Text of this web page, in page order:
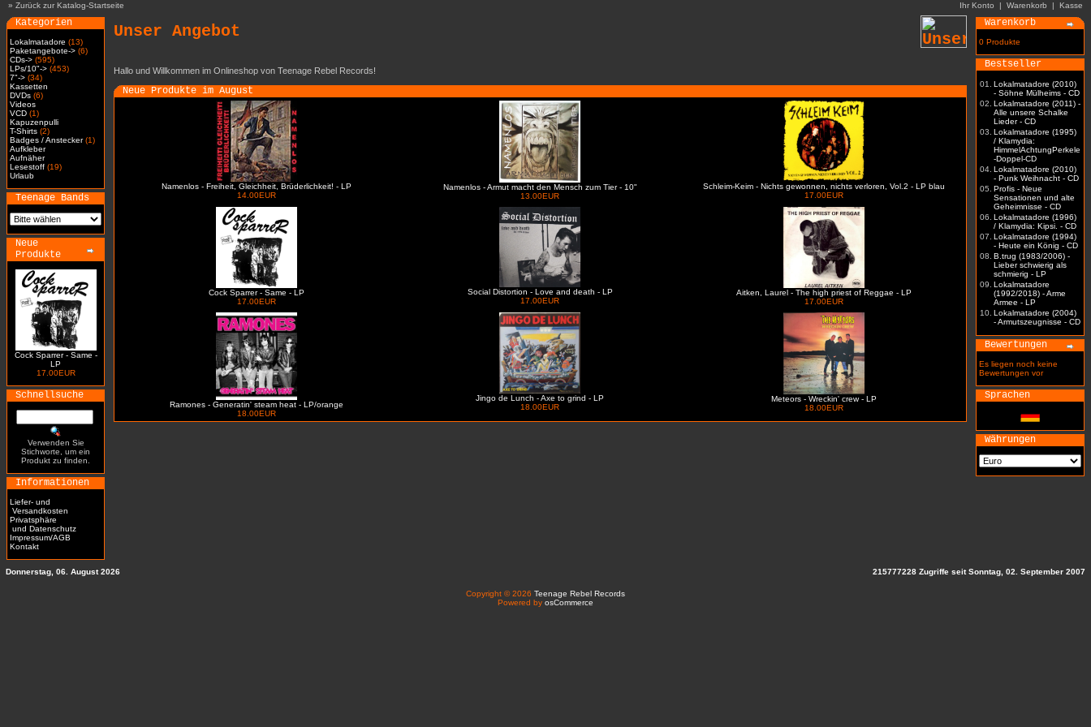
» Zurück zur Katalog-Startseite Ihr Konto | Warenkorb | Kasse
Kategorien
Lokalmatadore (13)
Paketangebote-> (6)
CDs-> (595)
LPs/10"-> (453)
7"-> (34)
Kassetten
DVDs (6)
Videos
VCD (1)
Kapuzenpulli
T-Shirts (2)
Badges / Anstecker(1)
Aufkleber
Aufnäher
Lesestoff (19)
Urlaub
Teenage Bands
Neue
Produkte
Cock Sparrer - Same -
LP
17.00EUR
Schnellsuche
Verwenden Sie
Stichworte, um ein
Produkt zu finden.
Informationen
Liefer- und
Versandkosten
Privatsphäre
und Datenschutz
Impressum/AGB
Kontakt
Unser Angebot
Hallo und Willkommen im Onlineshop von Teenage Rebel Records!
Neue Produkte im August
Namenlos - Freiheit, Gleichheit, Brüderlichkeit! - LP
14.00EUR
Namenlos - Armut macht den Mensch zum Tier - 10"
13.00EUR
Schleim-Keim - Nichts gewonnen, nichts verloren, Vol.2 - LP blau
17.00EUR
Cock Sparrer - Same - LP
17.00EUR
Social Distortion - Love and death - LP
17.00EUR
Aitken, Laurel - The high priest of Reggae - LP
17.00EUR
Ramones - Generatin' steam heat - LP/orange
18.00EUR
Jingo de Lunch - Axe to grind - LP
18.00EUR
Meteors - Wreckin' crew - LP
18.00EUR
Warenkorb
0 Produkte
Bestseller
01.
Lokalmatadore (2010)
- Söhne Mülheims - CD
02. Lokalmatadore (2011) -
Alle unsere Schalke
Lieder - CD
03. Lokalmatadore (1995)
/ Klamydia:
HimmelAchtungPerkele
-Doppel-CD
04. Lokalmatadore (2010)
- Punk Weihnacht - CD
05. Profis - Neue
Sensationen und alte
Geheimnisse - CD
06. Lokalmatadore (1996)
/ Klamydia: Kipsi. - CD
07. Lokalmatadore (1994)
- Heute ein König - CD
08. B.trug (1983/2006) -
Lieber schwierig als
schmierig - LP
09. Lokalmatadore
(1992/2018) - Arme
Armee - LP
10. Lokalmatadore (2004)
- Armutszeugnisse - CD
Bewertungen
Es liegen noch keine
Bewertungen vor
Sprachen
Währungen
Donnerstag, 06. August 2026 215777228 Zugriffe seit Sonntag, 02. September 2007
Copyright © 2026 Teenage Rebel Records
Powered by osCommerce